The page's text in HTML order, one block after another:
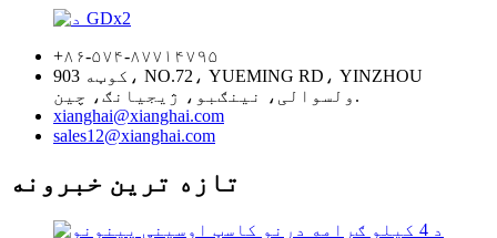
+۸۶-۵۷۴-۸۷۷۱۴۷۹۵
کوټه 903، NO.72، YUEMING RD، YINZHOU
ولسوالی، نینګبو، ژیجیانګ، چین.
xianghai@xianghai.com
sales12@xianghai.com
تازه ترین خبرونه